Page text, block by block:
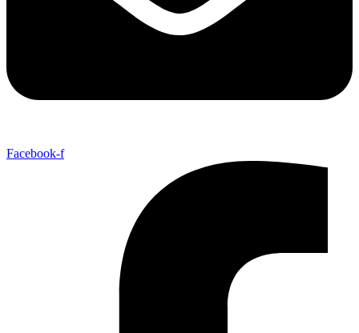
Facebook-f